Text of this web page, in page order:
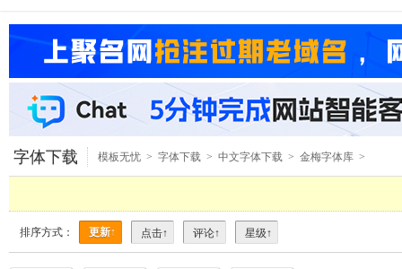
字体下载 模板无忧 > 字体下载 > 中文字体下载 > 金梅字体库 >
排序方式： 更新↑ 点击↑ 评论↑ 星级↑